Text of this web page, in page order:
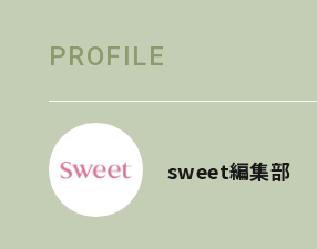
PROFILE
sweet編集部